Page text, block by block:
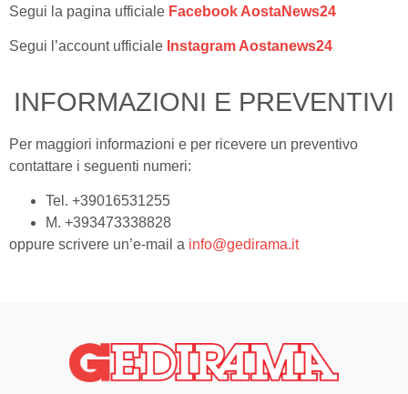
Segui la pagina ufficiale Facebook AostaNews24
Segui l’account ufficiale Instagram Aostanews24
INFORMAZIONI E PREVENTIVI
Per maggiori informazioni e per ricevere un preventivo
contattare i seguenti numeri:
Tel. +39016531255
M. +393473338828
oppure scrivere un’e-mail a info@gedirama.it